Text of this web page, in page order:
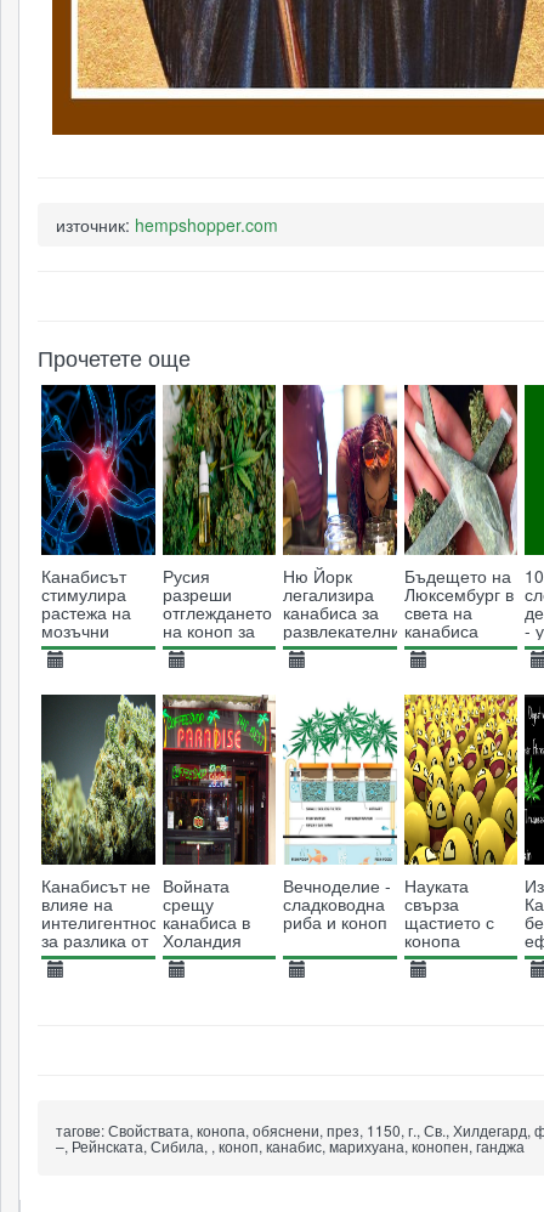
източник: hempshopper.com
Прочетете още
Канабисът
стимулира
растежа на
мозъчни
клетки
19648
Русия
разреши
отглеждането
на коноп за
медицински
цели
7661
Ню Йорк
легализира
канабиса за
развлекателни
цели
3797
Бъдещето на
Люксембург в
света на
канабиса
2663
-
Канабисът не
влияе на
интелигентността,
за разлика от
алкохола
Войната
срещу
канабиса в
Холандия
Вечноделие -
сладководна
риба и коноп
Науката
свърза
щастието с
конопа
тагове:Свойствата, конопа, обяснени, през, 1150, г., Св., Хилдегард,
–, Рейнската, Сибила, , коноп, канабис, марихуана, конопен, ганджа